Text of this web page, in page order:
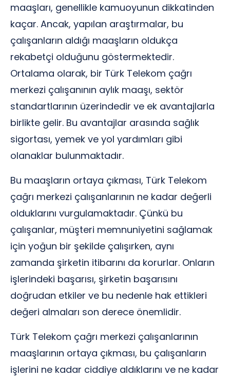
maaşları, genellikle kamuoyunun dikkatinden
kaçar. Ancak, yapılan araştırmalar, bu
çalışanların aldığı maaşların oldukça
rekabetçi olduğunu göstermektedir.
Ortalama olarak, bir Türk Telekom çağrı
merkezi çalışanının aylık maaşı, sektör
standartlarının üzerindedir ve ek avantajlarla
birlikte gelir. Bu avantajlar arasında sağlık
sigortası, yemek ve yol yardımları gibi
olanaklar bulunmaktadır.
Bu maaşların ortaya çıkması, Türk Telekom
çağrı merkezi çalışanlarının ne kadar değerli
olduklarını vurgulamaktadır. Çünkü bu
çalışanlar, müşteri memnuniyetini sağlamak
için yoğun bir şekilde çalışırken, aynı
zamanda şirketin itibarını da korurlar. Onların
işlerindeki başarısı, şirketin başarısını
doğrudan etkiler ve bu nedenle hak ettikleri
değeri almaları son derece önemlidir.
Türk Telekom çağrı merkezi çalışanlarının
maaşlarının ortaya çıkması, bu çalışanların
işlerini ne kadar ciddiye aldıklarını ve ne kadar